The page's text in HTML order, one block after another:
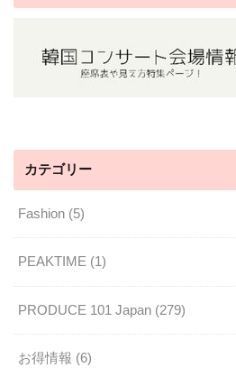
カテゴリー
Fashion (5)
PEAKTIME (1)
PRODUCE 101 Japan (279)
お得情報 (6)